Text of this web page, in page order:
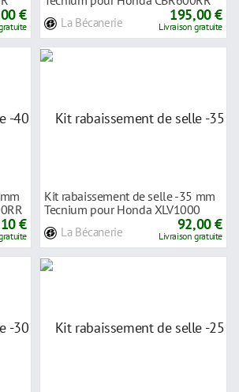
€ La Bécanerie 195,00 €
Livraison gratuite
€
Kit rabaissement de selle -35 mm
Tecnium pour Honda XLV1000
La Bécanerie 92,00 €
Livraison gratuite